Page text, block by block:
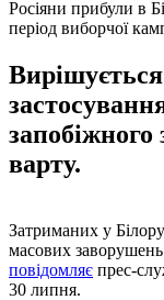
Росіяни прибули в
період виборчої
запобіжного
варту.
Затриманих у
масових
повідомляє прес-
30 липня.